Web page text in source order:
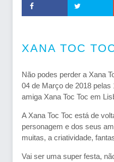
XANA TOC
Não podes perder a Xana
04 de Março de 2018
amiga Xana Toc Toc em
A Xana Toc Toc está de
personagem e dos seus
muitas, a criatividade,
Vai ser uma super festa,